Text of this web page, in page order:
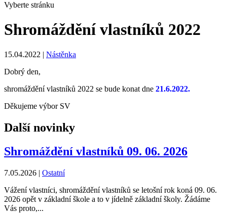
Vyberte stránku
Shromáždění vlastníků 2022
15.04.2022 | Nástěnka
Dobrý den,
shromáždění vlastníků 2022 se bude konat dne 21.6.2022.
Děkujeme výbor SV
Další novinky
Shromáždění vlastníků 09. 06. 2026
7.05.2026 | Ostatní
Vážení vlastníci, shromáždění vlastníků se letošní rok koná 09. 06.
2026 opět v základní škole a to v jídelně základní školy. Žádáme
Vás proto,...